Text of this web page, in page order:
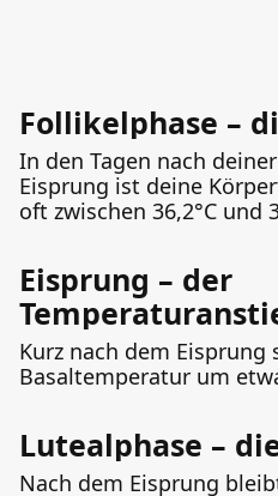
Follikelphase –
In den Tagen nach
Eisprung ist deine
oft zwischen 36,2°C und
Eisprung – der
Kurz nach dem Eisprung
Basaltemperatur um
Lutealphase –
Nach dem Eisprung